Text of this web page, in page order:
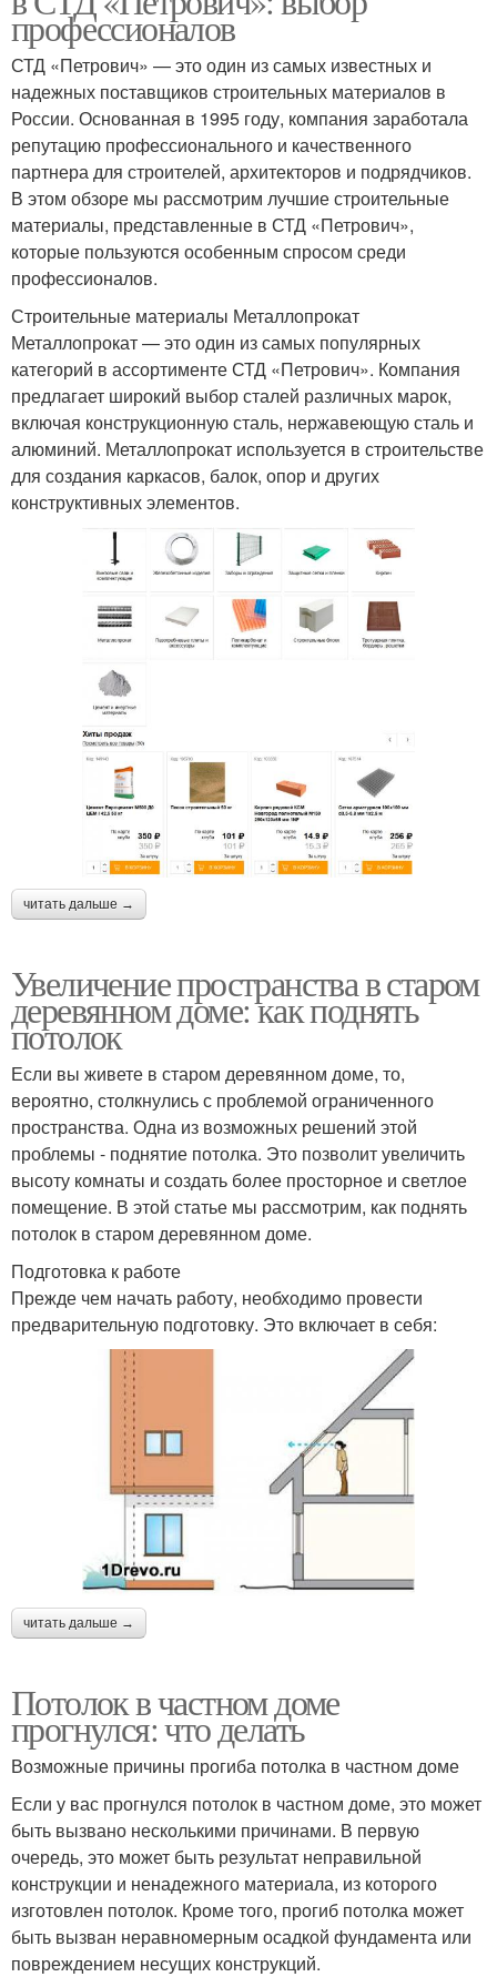
профессионалов
СТД «Петрович» — это один из самых известных и
надежных поставщиков строительных материалов в
России. Основанная в 1995 году, компания заработала
репутацию профессионального и качественного
партнера для строителей, архитекторов и подрядчиков.
В этом обзоре мы рассмотрим лучшие строительные
материалы, представленные в СТД «Петрович»,
которые пользуются особенным спросом среди
профессионалов.
Строительные материалы Металлопрокат
Металлопрокат — это один из самых популярных
категорий в ассортименте СТД «Петрович». Компания
предлагает широкий выбор сталей различных марок,
включая конструкционную сталь, нержавеющую сталь и
алюминий. Металлопрокат используется в строительстве
для создания каркасов, балок, опор и других
конструктивных элементов.
читать дальше →
Увеличение пространства в старом
деревянном доме: как поднять
потолок
Если вы живете в старом деревянном доме, то,
вероятно, столкнулись с проблемой ограниченного
пространства. Одна из возможных решений этой
проблемы - поднятие потолка. Это позволит увеличить
высоту комнаты и создать более просторное и светлое
помещение. В этой статье мы рассмотрим, как поднять
потолок в старом деревянном доме.
Подготовка к работе
Прежде чем начать работу, необходимо провести
предварительную подготовку. Это включает в себя:
читать дальше →
Потолок в частном доме
прогнулся: что делать
Возможные причины прогиба потолка в частном доме
Если у вас прогнулся потолок в частном доме, это может
быть вызвано несколькими причинами. В первую
очередь, это может быть результат неправильной
конструкции и ненадежного материала, из которого
изготовлен потолок. Кроме того, прогиб потолка может
быть вызван неравномерным осадкой фундамента или
повреждением несущих конструкций.